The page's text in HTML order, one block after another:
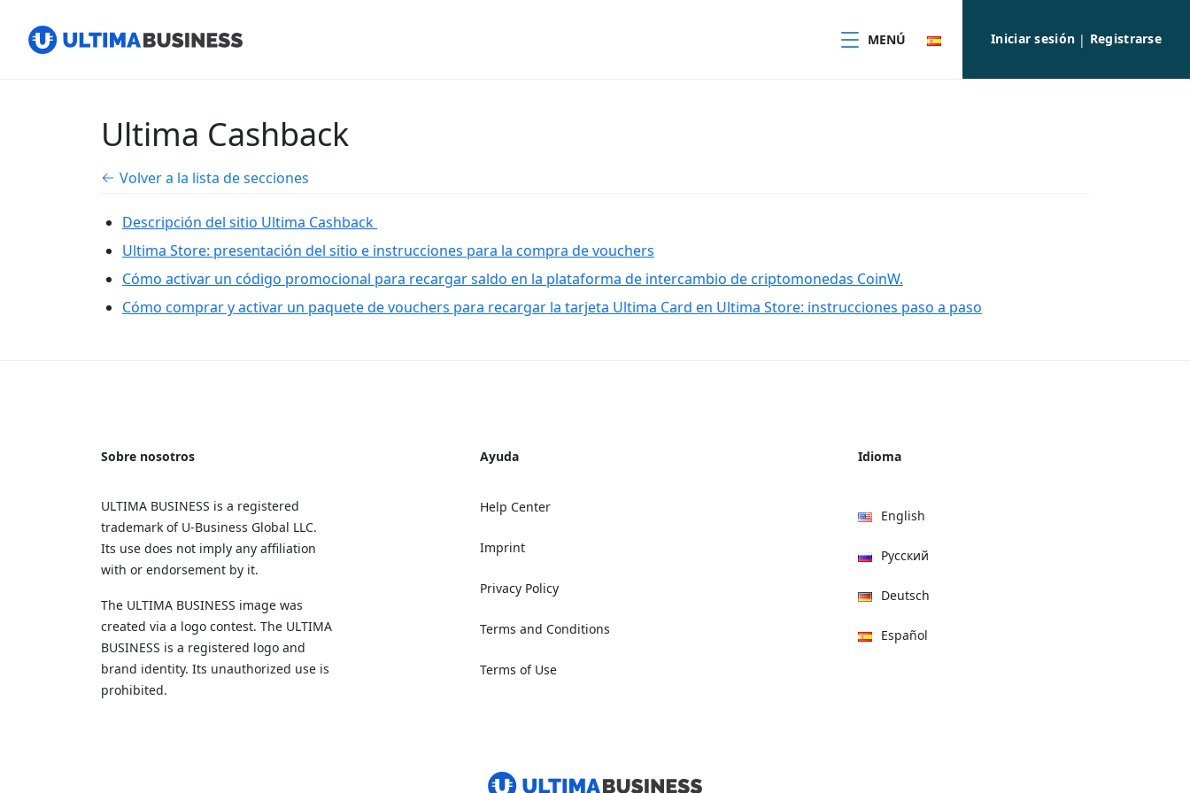
MENÚ Iniciar sesión | Registrarse
Ultima Cashback
Volver a la lista de secciones
Descripción del sitio Ultima Cashback
Ultima Store: presentación del sitio e instrucciones para la compra de vouchers
Cómo activar un código promocional para recargar saldo en la plataforma de intercambio de criptomonedas CoinW.
Cómo comprar y activar un paquete de vouchers para recargar la tarjeta Ultima Card en Ultima Store: instrucciones paso a paso
Sobre nosotros
ULTIMA BUSINESS is a registered
trademark of U‑Business Global LLC.
Its use does not imply any affiliation
with or endorsement by it.
The ULTIMA BUSINESS image was
created via a logo contest. The ULTIMA
BUSINESS is a registered logo and
brand identity. Its unauthorized use is
prohibited.
Ayuda
Help Center
Imprint
Privacy Policy
Terms and Conditions
Terms of Use
Idioma
English
Русский
Deutsch
Español